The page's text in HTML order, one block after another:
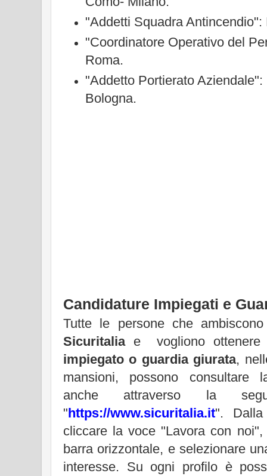
"Addetti Squadra Antincendio":
"Coordinatore Operativo del
Roma.
"Addetto Portierato
Bologna.
Candidature Impiegati e
Tutte le persone che
Sicuritaliae vogliono
impiegato o guardia giurata,
mansioni, possono consultare
anche attraverso la
"https://www.sicuritalia.it". Dalla
cliccare la voce "Lavora con
barra orizzontale, e selezionare
interesse. Su ogni profilo è